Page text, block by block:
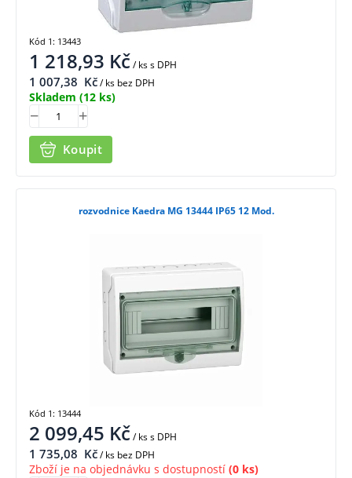
1 218,93 Kč/ kss DPH
1 007,38 Kč/ ks bez DPH
Skladem (12 ks)
Koupit
Kód 1: 13443
rozvodnice Kaedra MG 13444 IP65 12 Mod.
2 099,45 Kč/ kss DPH
1 735,08 Kč/ ks bez DPH
Zboží je na objednávku s dostupností (0 ks)
Kód 1: 13444